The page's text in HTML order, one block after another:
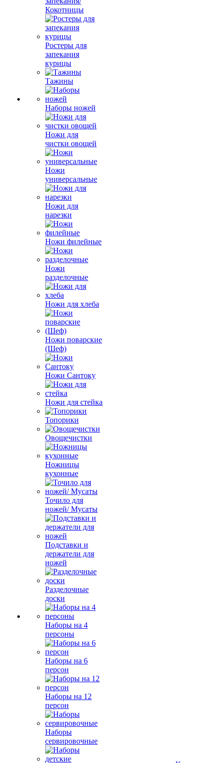
Кокотницы
Ростеры для
запекания
курицы
Тажины
Наборы ножей
Ножи для
чистки овощей
Ножи
универсальные
Ножи для
нарезки
Ножи филейные
Ножи
разделочные
Ножи для хлеба
Ножи поварские
(Шеф)
Ножи Сантоку
Ножи для стейка
Топорики
Овощечистки
Ножницы
кухонные
Точило для
ножей/ Мусаты
Подставки и
держатели для
ножей
Разделочные
доски
Наборы на 4
персоны
Наборы на 6
персон
Наборы на 12
персон
Наборы
сервировочные